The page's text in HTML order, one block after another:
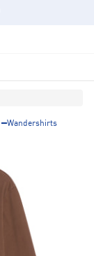
Wandershirts